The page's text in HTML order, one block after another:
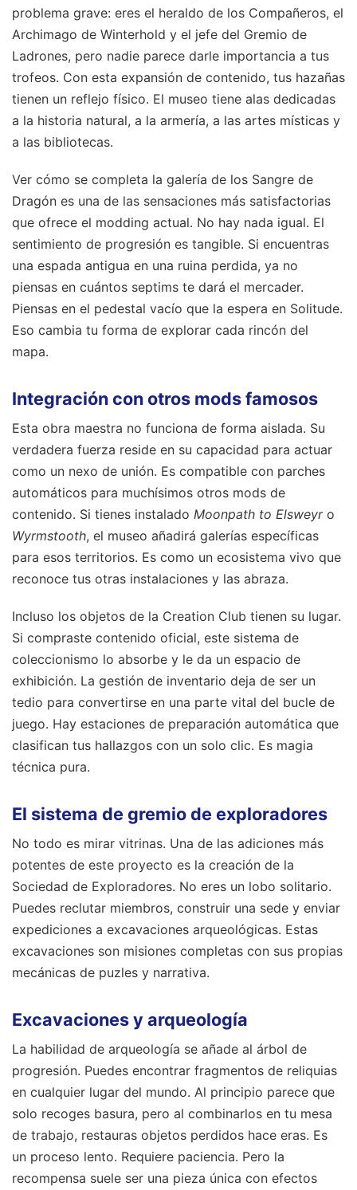
problema grave: eres el heraldo de los Compañeros, el
Archimago de Winterhold y el jefe del Gremio de
Ladrones, pero nadie parece darle importancia a tus
trofeos. Con esta expansión de contenido, tus hazañas
tienen un reflejo físico. El museo tiene alas dedicadas
a la historia natural, a la armería, a las artes místicas y
a las bibliotecas.
Ver cómo se completa la galería de los Sangre de
Dragón es una de las sensaciones más satisfactorias
que ofrece el modding actual. No hay nada igual. El
sentimiento de progresión es tangible. Si encuentras
una espada antigua en una ruina perdida, ya no
piensas en cuántos septims te dará el mercader.
Piensas en el pedestal vacío que la espera en Solitude.
Eso cambia tu forma de explorar cada rincón del
mapa.
Integración con otros mods famosos
Esta obra maestra no funciona de forma aislada. Su
verdadera fuerza reside en su capacidad para actuar
como un nexo de unión. Es compatible con parches
automáticos para muchísimos otros mods de
contenido. Si tienes instalado Moonpath to Elsweyro
Wyrmstooth, el museo añadirá galerías específicas
para esos territorios. Es como un ecosistema vivo que
reconoce tus otras instalaciones y las abraza.
Incluso los objetos de la Creation Club tienen su lugar.
Si compraste contenido oficial, este sistema de
coleccionismo lo absorbe y le da un espacio de
exhibición. La gestión de inventario deja de ser un
tedio para convertirse en una parte vital del bucle de
juego. Hay estaciones de preparación automática que
clasifican tus hallazgos con un solo clic. Es magia
técnica pura.
El sistema de gremio de exploradores
No todo es mirar vitrinas. Una de las adiciones más
potentes de este proyecto es la creación de la
Sociedad de Exploradores. No eres un lobo solitario.
Puedes reclutar miembros, construir una sede y enviar
expediciones a excavaciones arqueológicas. Estas
excavaciones son misiones completas con sus propias
mecánicas de puzles y narrativa.
Excavaciones y arqueología
La habilidad de arqueología se añade al árbol de
progresión. Puedes encontrar fragmentos de reliquias
en cualquier lugar del mundo. Al principio parece que
solo recoges basura, pero al combinarlos en tu mesa
de trabajo, restauras objetos perdidos hace eras. Es
un proceso lento. Requiere paciencia. Pero la
recompensa suele ser una pieza única con efectos